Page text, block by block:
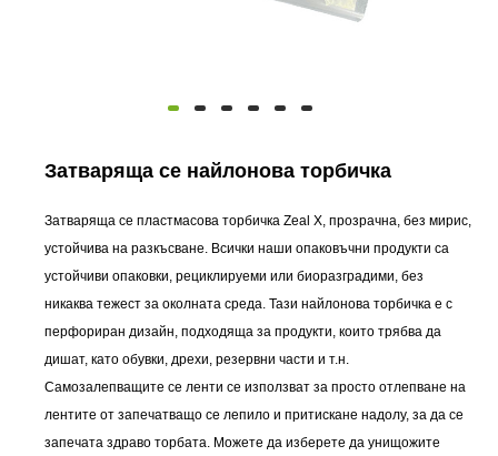
Затваряща се найлонова торбичка
Затваряща се пластмасова торбичка Zeal X, прозрачна, без мирис,
устойчива на разкъсване. Всички наши опаковъчни продукти са
устойчиви опаковки, рециклируеми или биоразградими, без
никаква тежест за околната среда. Тази найлонова торбичка е с
перфориран дизайн, подходяща за продукти, които трябва да
дишат, като обувки, дрехи, резервни части и т.н.
Самозалепващите се ленти се използват за просто отлепване на
лентите от запечатващо се лепило и притискане надолу, за да се
запечата здраво торбата. Можете да изберете да унищожите